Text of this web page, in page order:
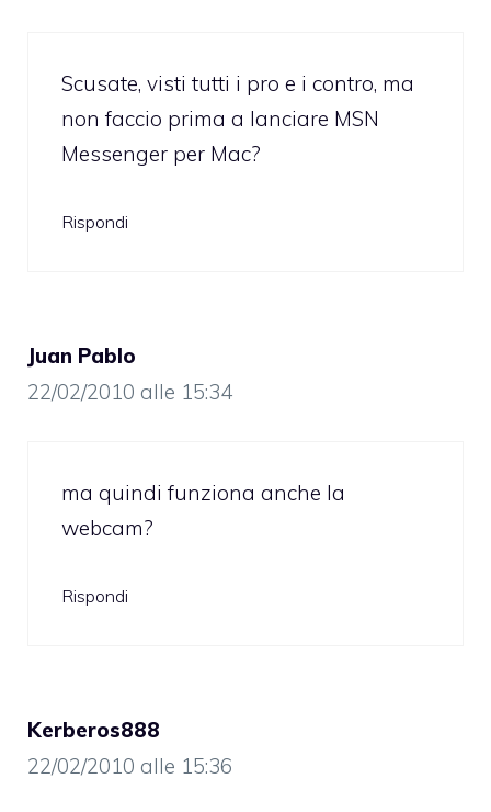
Scusate, visti tutti i pro e i contro, ma
non faccio prima a lanciare MSN
Messenger per Mac?
Rispondi
Juan Pablo
22/02/2010 alle 15:34
ma quindi funziona anche la
webcam?
Rispondi
Kerberos888
22/02/2010 alle 15:36